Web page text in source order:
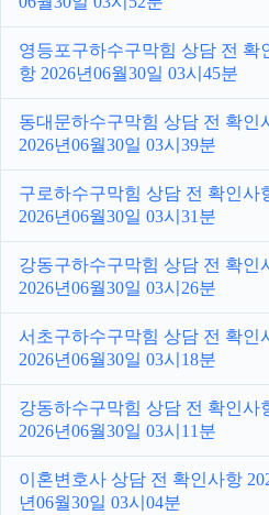
영등포구하수구막힘 상담 전 확
항 2026년06월30일 03시45분
동대문하수구막힘 상담 전 확인
2026년06월30일 03시39분
구로하수구막힘 상담 전 확인사
2026년06월30일 03시31분
강동구하수구막힘 상담 전 확인
2026년06월30일 03시26분
서초구하수구막힘 상담 전 확인
2026년06월30일 03시18분
강동하수구막힘 상담 전 확인사
2026년06월30일 03시11분
이혼변호사 상담 전 확인사항
년06월30일 03시04분